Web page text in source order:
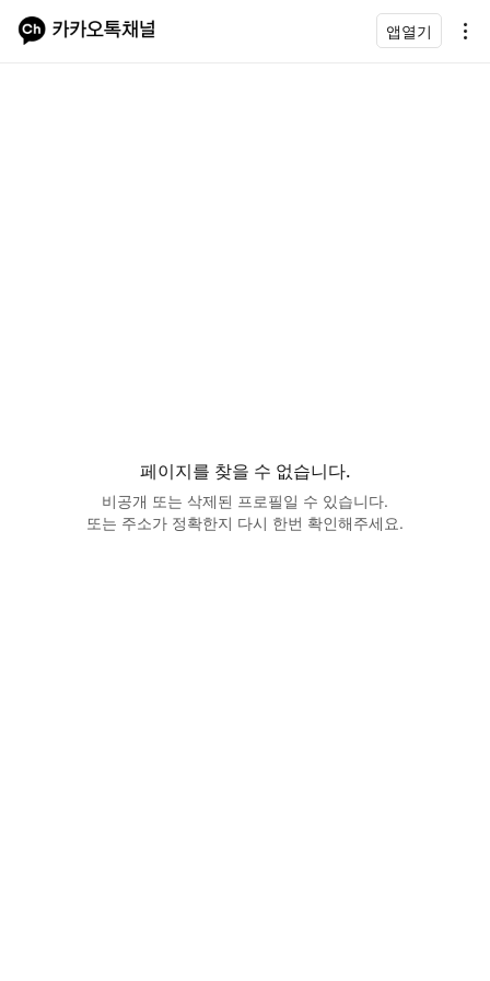
앱열기
페이지를 찾을 수 없습니다.
비공개 또는 삭제된 프로필일 수 있습니다.
또는 주소가 정확한지 다시 한번 확인해주세요.